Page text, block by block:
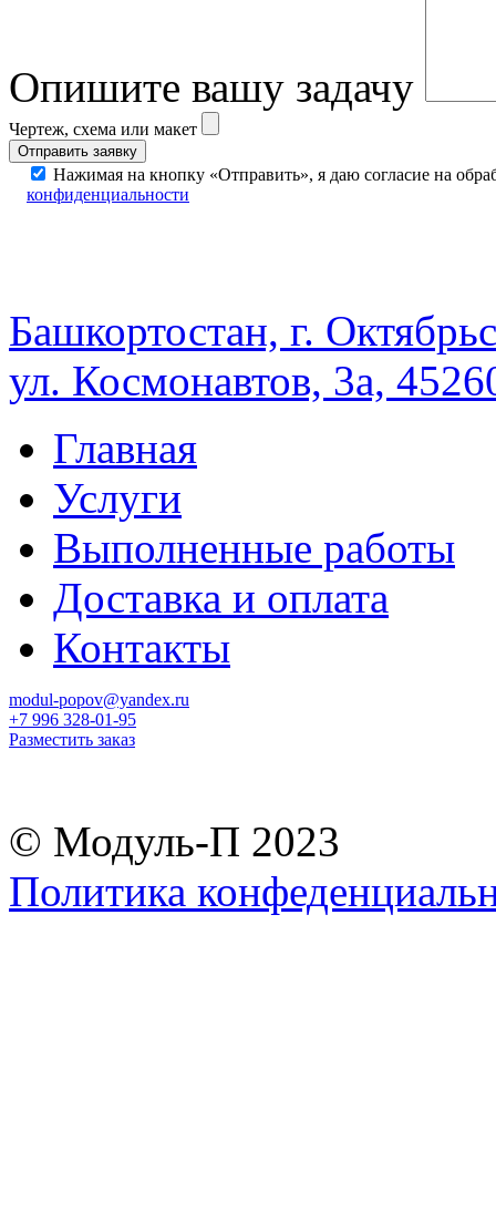
Опишите вашу задачу
Чертеж, схема или макет
Нажимая на кнопку «Отправить», я даю согласие на
конфиденциальности
Башкортостан, г.
ул. Космонавтов, 3а,
Главная
Услуги
Выполненные работы
Доставка и оплата
Контакты
modul-popov@yandex.ru
+7 996 328-01-95
Разместить заказ
© Модуль-П 2023
Политика